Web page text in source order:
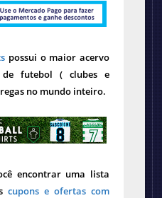
possui o maior acervo
de futebol ( clubes e
no mundo inteiro.
encontrar uma lista
cupons e ofertas com